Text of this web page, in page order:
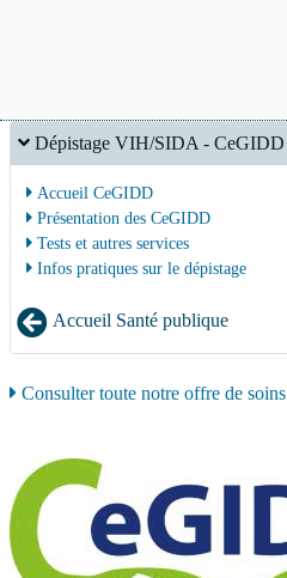
Dépistage VIH/SIDA - CeGIDD
Accueil CeGIDD
Présentation des CeGIDD
Tests et autres services
Infos pratiques sur le dépistage
Accueil Santé publique
Consulter toute notre offre de soins